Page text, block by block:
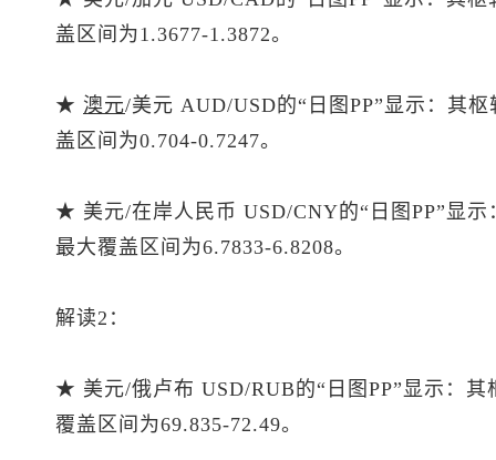
盖区间为1.3677-1.3872。
★ 澳元/美元 AUD/USD的“日图PP”显示：其
盖区间为0.704-0.7247。
★ 美元/在岸人民币 USD/CNY的“日图PP”显
最大覆盖区间为6.7833-6.8208。
解读2：
★ 美元/俄卢布 USD/RUB的“日图PP”显示：
覆盖区间为69.835-72.49。